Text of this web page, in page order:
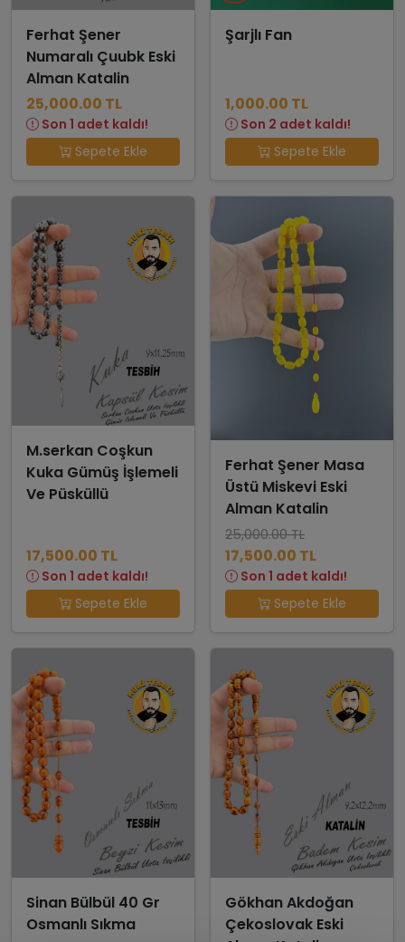
Ferhat Şener
Numaralı Çuubk Eski
Alman Katalin
25,000.00 TL
Son 1 adet kaldı!
Sepete Ekle
Şarjlı Fan
1,000.00 TL
Son 2 adet kaldı!
Sepete Ekle
M.serkan Coşkun
Kuka Gümüş İşlemeli
Ve Püsküllü
17,500.00 TL
Son 1 adet kaldı!
Sepete Ekle
Ferhat Şener Masa
Üstü Miskevi Eski
Alman Katalin
25,000.00 TL
17,500.00 TL
Son 1 adet kaldı!
Sepete Ekle
Sinan Bülbül 40 Gr
Osmanlı Sıkma
Gökhan Akdoğan
Çekoslovak Eski